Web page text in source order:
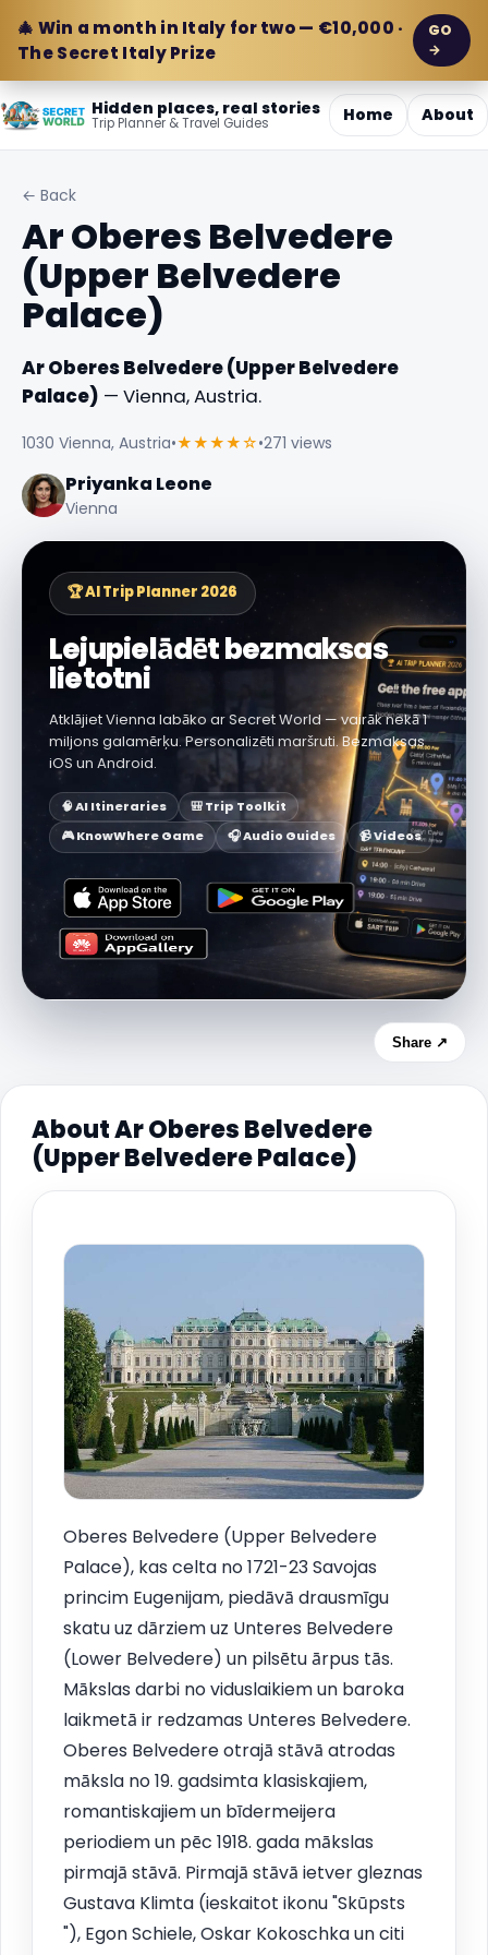
🎄 Win a month in Italy for two — €10,000 ·
The Secret Italy Prize
GO
→
Hidden places, real stories
Trip Planner & Travel Guides Home About
← Back
Ar Oberes Belvedere
(Upper Belvedere
Palace)
Ar Oberes Belvedere (Upper Belvedere
Palace) — Vienna, Austria.
1030 Vienna, Austria•★★★★☆•271 views
Priyanka Leone
Vienna
🏆 AI Trip Planner 2026
Lejupielādēt bezmaksas
lietotni
Atklājiet Vienna labāko ar Secret World — vairāk nekā 1
miljons galamērķu. Personalizēti maršruti. Bezmaksas
iOS un Android.
🧠 AI Itineraries
🎒 Trip Toolkit
🎮 KnowWhere Game
🎧 Audio Guides 📹 Videos
Share ↗
About Ar Oberes Belvedere
(Upper Belvedere Palace)
Oberes Belvedere (Upper Belvedere
Palace), kas celta no 1721-23 Savojas
princim Eugenijam, piedāvā drausmīgu
skatu uz dārziem uz Unteres Belvedere
(Lower Belvedere) un pilsētu ārpus tās.
Mākslas darbi no viduslaikiem un baroka
laikmetā ir redzamas Unteres Belvedere.
Oberes Belvedere otrajā stāvā atrodas
māksla no 19. gadsimta klasiskajiem,
romantiskajiem un bīdermeijera
periodiem un pēc 1918. gada mākslas
pirmajā stāvā. Pirmajā stāvā ietver gleznas
Gustava Klimta (ieskaitot ikonu "Skūpsts
"), Egon Schiele, Oskar Kokoschka un citi